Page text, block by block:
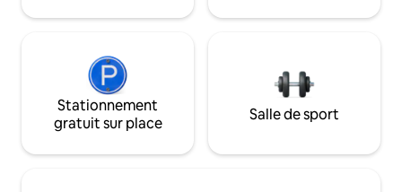
Stationnement
gratuit sur place
Salle de sport